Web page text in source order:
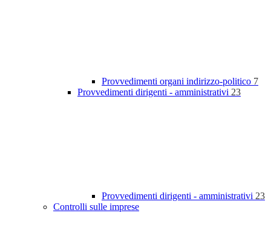
Provvedimenti organi indirizzo-politico 7
Provvedimenti dirigenti - amministrativi 23
Provvedimenti dirigenti - amministrativi 23
Controlli sulle imprese